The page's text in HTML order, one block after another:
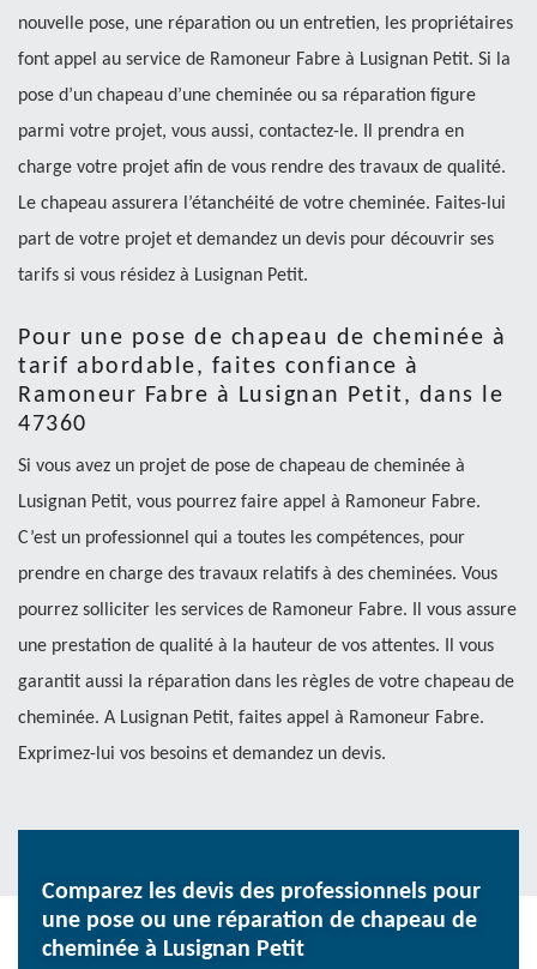
nouvelle pose, une réparation ou un entretien, les propriétaires
font appel au service de Ramoneur Fabre à Lusignan Petit. Si la
pose d’un chapeau d’une cheminée ou sa réparation figure
parmi votre projet, vous aussi, contactez-le. Il prendra en
charge votre projet afin de vous rendre des travaux de qualité.
Le chapeau assurera l’étanchéité de votre cheminée. Faites-lui
part de votre projet et demandez un devis pour découvrir ses
tarifs si vous résidez à Lusignan Petit.
Pour une pose de chapeau de cheminée à
tarif abordable, faites confiance à
Ramoneur Fabre à Lusignan Petit, dans le
47360
Si vous avez un projet de pose de chapeau de cheminée à
Lusignan Petit, vous pourrez faire appel à Ramoneur Fabre.
C’est un professionnel qui a toutes les compétences, pour
prendre en charge des travaux relatifs à des cheminées. Vous
pourrez solliciter les services de Ramoneur Fabre. Il vous assure
une prestation de qualité à la hauteur de vos attentes. Il vous
garantit aussi la réparation dans les règles de votre chapeau de
cheminée. A Lusignan Petit, faites appel à Ramoneur Fabre.
Exprimez-lui vos besoins et demandez un devis.
Comparez les devis des professionnels pour
une pose ou une réparation de chapeau de
cheminée à Lusignan Petit